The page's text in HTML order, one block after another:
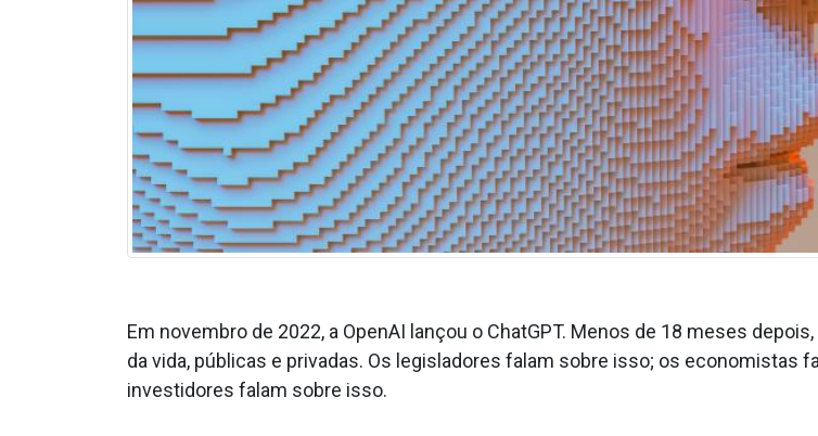
Em novembro de 2022, a OpenAI lançou o ChatGPT. Menos de 18 meses
da vida, públicas e privadas. Os legisladores falam sobre isso; os
investidores falam sobre isso.